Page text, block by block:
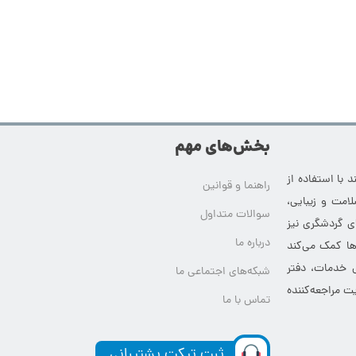
با استفاده از
و زیبایی،
گردشگری نیز
کمک می‌کند
خدمات، دفتر
مراجعه‌کننده
بخش‌های مهم
راهنما و قوانین
سوالات متداول
درباره ما
شبکه‌های اجتماعی ما
تماس با ما